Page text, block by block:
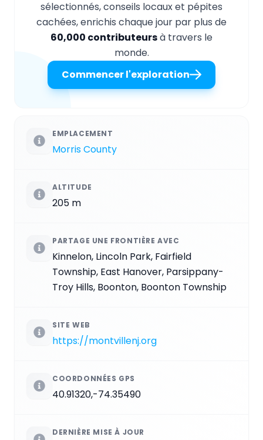
sélectionnés, conseils locaux et pépites
cachées, enrichis chaque jour par plus de
60,000 contributeursà travers le
monde.
Commencer l'exploration
EMPLACEMENT
Morris County
ALTITUDE
205 m
PARTAGE UNE FRONTIÈRE AVEC
Kinnelon, Lincoln Park, Fairfield
Township, East Hanover, Parsippany-
Troy Hills, Boonton, Boonton Township
SITE WEB
https://montvillenj.org
COORDONNÉES GPS
40.91320,-74.35490
DERNIÈRE MISE À JOUR